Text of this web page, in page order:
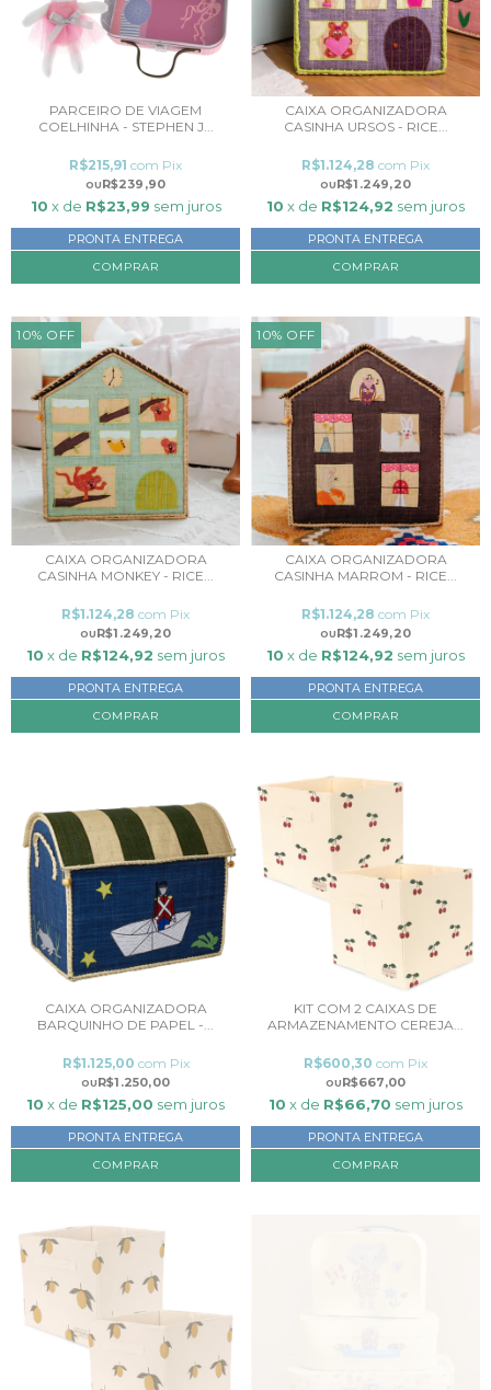
PARCEIRO DE VIAGEM
COELHINHA - STEPHEN J...
R$239,90
R$215,91 com Pix
10 x de R$23,99 sem juros
PRONTA ENTREGA
CAIXA ORGANIZADORA
CASINHA URSOS - RICE...
R$1.249,20
R$1.124,28 com Pix
10 x de R$124,92 sem juros
PRONTA ENTREGA
10% OFF
CAIXA ORGANIZADORA
CASINHA MONKEY - RICE...
R$1.249,20
R$1.124,28 com Pix
10 x de R$124,92 sem juros
PRONTA ENTREGA
10% OFF
CAIXA ORGANIZADORA
CASINHA MARROM - RICE...
R$1.249,20
R$1.124,28 com Pix
10 x de R$124,92 sem juros
PRONTA ENTREGA
CAIXA ORGANIZADORA
BARQUINHO DE PAPEL -...
R$1.250,00
R$1.125,00 com Pix
10 x de R$125,00 sem juros
PRONTA ENTREGA
KIT COM 2 CAIXAS DE
ARMAZENAMENTO CEREJA...
R$667,00
R$600,30 com Pix
10 x de R$66,70 sem juros
PRONTA ENTREGA